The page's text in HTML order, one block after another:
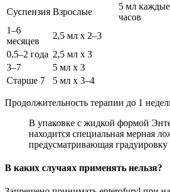
Суспензия Взрослые
5 мл
часов
1–6
месяцев
2,5 мл х 2–3
0,5–2 года 2,5 мл х 3
3–7
5 мл х 3
Старше 7
5 мл х 3–4
Продолжительность терапии до 1
В упаковке с жидкой формой
находится специальная мерная
предусматривающая
В каких случаях применять нельзя?